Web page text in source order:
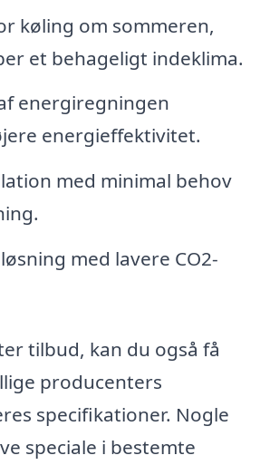
køling om sommeren,
et behageligt indeklima.
energiregningen
energieffektivitet.
med minimal behov
med lavere CO2-
tilbud, kan du også få
producenters
specifikationer. Nogle
speciale i bestemte